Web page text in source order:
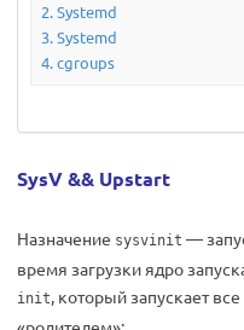
Systemd
Systemd
cgroups
SysV && Upstart
Назначение sysvinit —
время загрузки ядро
init, который запускает